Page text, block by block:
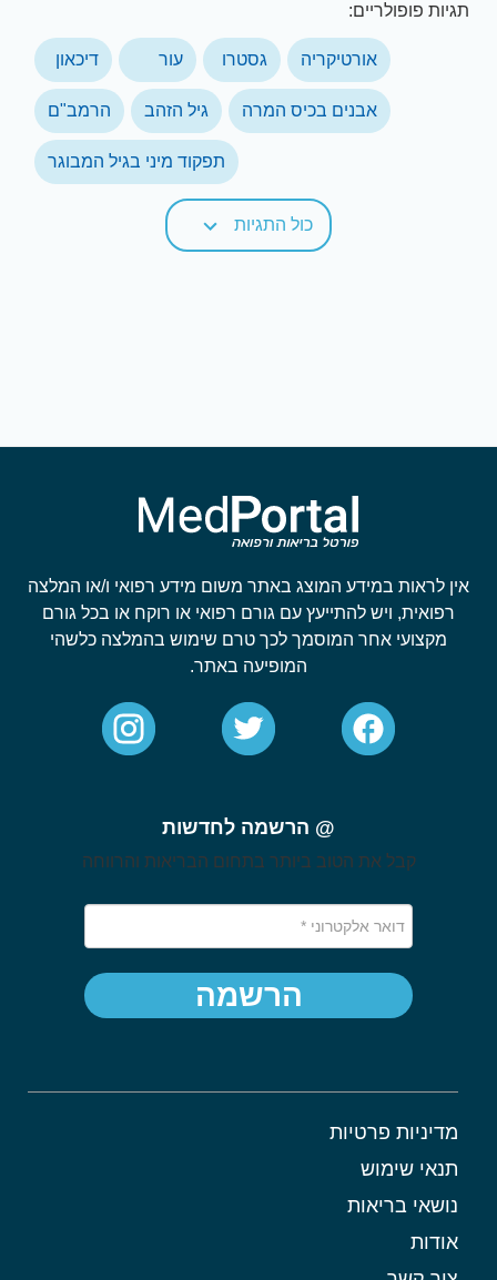
תגיות פופולריים:
אורטיקריה גסטרו עור דיכאון
אבנים בכיס המרה גיל הזהב הרמב"ם
תפקוד מיני בגיל המבוגר
כול התגיות
אין לראות במידע המוצג באתר משום מידע רפואי ו/או המלצה
רפואית, ויש להתייעץ עם גורם רפואי או רוקח או בכל גורם
מקצועי אחר המוסמך לכך טרם שימוש בהמלצה כלשהי
המופיעה באתר.
מדיניות פרטיות
תנאי שימוש
נושאי בריאות
אודות
@ הרשמה לחדשות
קבל את הטוב ביותר בתחום הבריאות והרווחה
הרשמה